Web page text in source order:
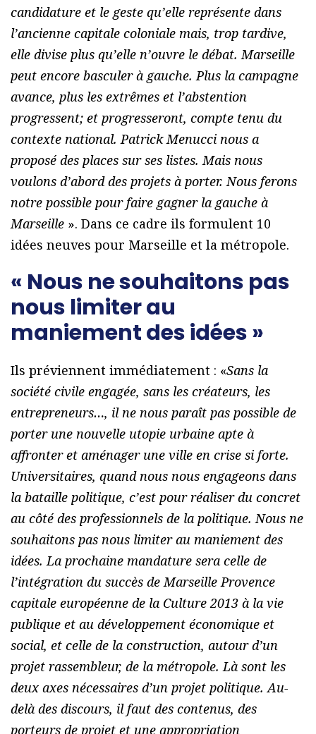
candidature et le geste qu’elle représente dans
l’ancienne capitale coloniale mais, trop tardive,
elle divise plus qu’elle n’ouvre le débat. Marseille
peut encore basculer à gauche. Plus la campagne
avance, plus les extrêmes et l’abstention
progressent; et progresseront, compte tenu du
contexte national. Patrick Menucci nous a
proposé des places sur ses listes. Mais nous
voulons d’abord des projets à porter. Nous ferons
notre possible pour faire gagner la gauche à
Marseille ». Dans ce cadre ils formulent 10
idées neuves pour Marseille et la métropole.
« Nous ne souhaitons pas
nous limiter au
maniement des idées »
Ils préviennent immédiatement : «Sans la
société civile engagée, sans les créateurs, les
entrepreneurs…, il ne nous paraît pas possible de
porter une nouvelle utopie urbaine apte à
affronter et aménager une ville en crise si forte.
Universitaires, quand nous nous engageons dans
la bataille politique, c’est pour réaliser du concret
au côté des professionnels de la politique. Nous ne
souhaitons pas nous limiter au maniement des
idées. La prochaine mandature sera celle de
l’intégration du succès de Marseille Provence
capitale européenne de la Culture 2013 à la vie
publique et au développement économique et
social, et celle de la construction, autour d’un
projet rassembleur, de la métropole. Là sont les
deux axes nécessaires d’un projet politique. Au-
delà des discours, il faut des contenus, des
porteurs de projet et une appropriation